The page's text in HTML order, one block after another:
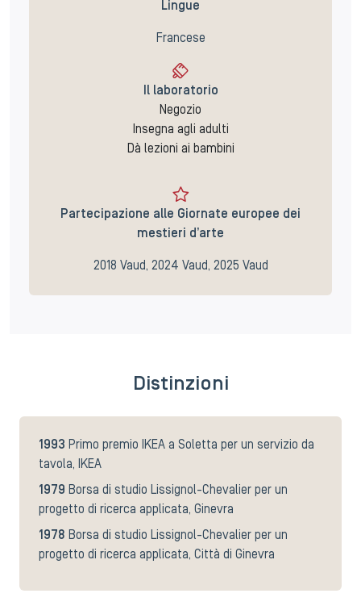
Lingue
Francese
Il laboratorio
Negozio
Insegna agli adulti
Dà lezioni ai bambini
Partecipazione alle Giornate europee dei
mestieri d’arte
2018 Vaud, 2024 Vaud, 2025 Vaud
Distinzioni
1993 Primo premio IKEA a Soletta per un servizio da
tavola, IKEA
1979 Borsa di studio Lissignol-Chevalier per un
progetto di ricerca applicata, Ginevra
1978 Borsa di studio Lissignol-Chevalier per un
progetto di ricerca applicata, Città di Ginevra